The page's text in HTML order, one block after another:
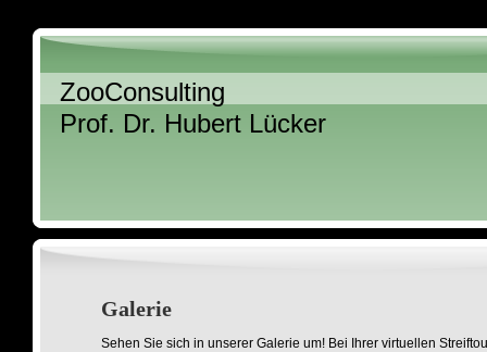
ZooConsulting
Prof. Dr. Hubert Lücker
Galerie
Sehen Sie sich in unserer Galerie um! Bei Ihrer virtuellen